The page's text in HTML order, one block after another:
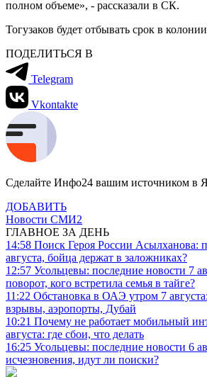
полном объеме», - рассказали в СК.
Тогузаков будет отбывать срок в
ПОДЕЛИТЬСЯ В
Telegram
Vkontakte
Сделайте Инфо24 вашим источником в
ДОБАВИТЬ
Новости СМИ2
ГЛАВНОЕ ЗА ДЕНЬ
14:58 Поиск Героя России Асылханова:
августа, бойца держат в заложниках?
12:57 Усольцевы: последние новости 7
поворот, кого встретила семья в тайге?
11:22 Обстановка в ОАЭ утром 7
взрывы, аэропорты, Дубай
10:21 Почему не работает мобильный
августа: где сбои, что делать
16:25 Усольцевы: последние новости 6
исчезновения, идут ли поиски?